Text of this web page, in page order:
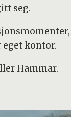
seg.
eget kontor.
Hammar.